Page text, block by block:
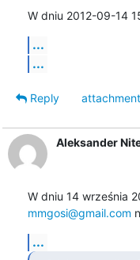
W dniu 2012-09-14
...
...
Reply
attachment
Aleksander
mmgosi@gmail.com
...